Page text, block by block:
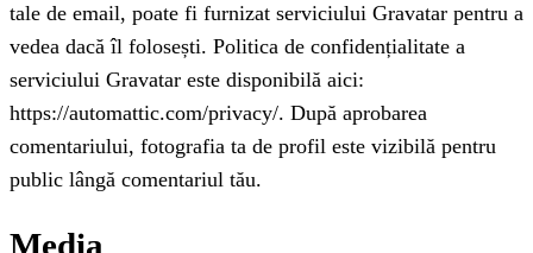
tale de email, poate fi furnizat serviciului Gravatar pentru a
vedea dacă îl folosești. Politica de confidențialitate a
serviciului Gravatar este disponibilă aici:
https://automattic.com/privacy/. După aprobarea
comentariului, fotografia ta de profil este vizibilă pentru
public lângă comentariul tău.
Media